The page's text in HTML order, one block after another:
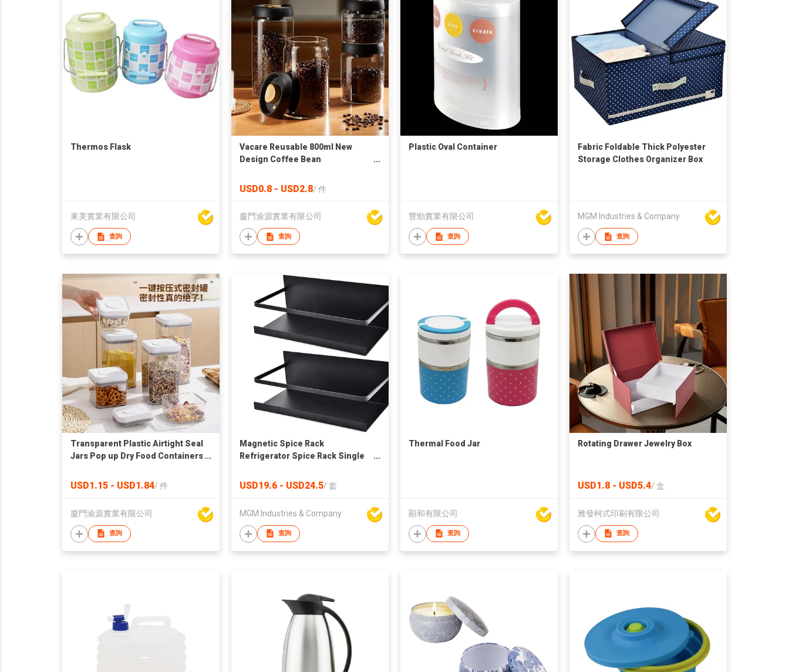
Thermos Flask
東美實業有限公司
查詢
Vacare Reusable 800ml New
Design Coffee Bean
Glass Bottle Storage Jar Vacuum
USD0.8 - USD2.8/ 件
廈門渝源實業有限公司
查詢
Plastic Oval Container
豐勁實業有限公司
查詢
Fabric Foldable Thick Polyester
Storage Clothes Organizer Box
MGM Industries & Company
查詢
Transparent Plastic Airtight Seal
Jars Pop up Dry Food Containers
Storage Boxes with Lid
USD1.15 - USD1.84/ 件
廈門渝源實業有限公司
查詢
Magnetic Spice Rack
Refrigerator Spice Rack Single
Shelf Space Saving Black 2 Pack
USD19.6 - USD24.5/ 套
MGM Industries & Company
查詢
Thermal Food Jar
顯和有限公司
查詢
Rotating Drawer Jewelry Box
USD1.8 - USD5.4/ 盒
雅發柯式印刷有限公司
查詢